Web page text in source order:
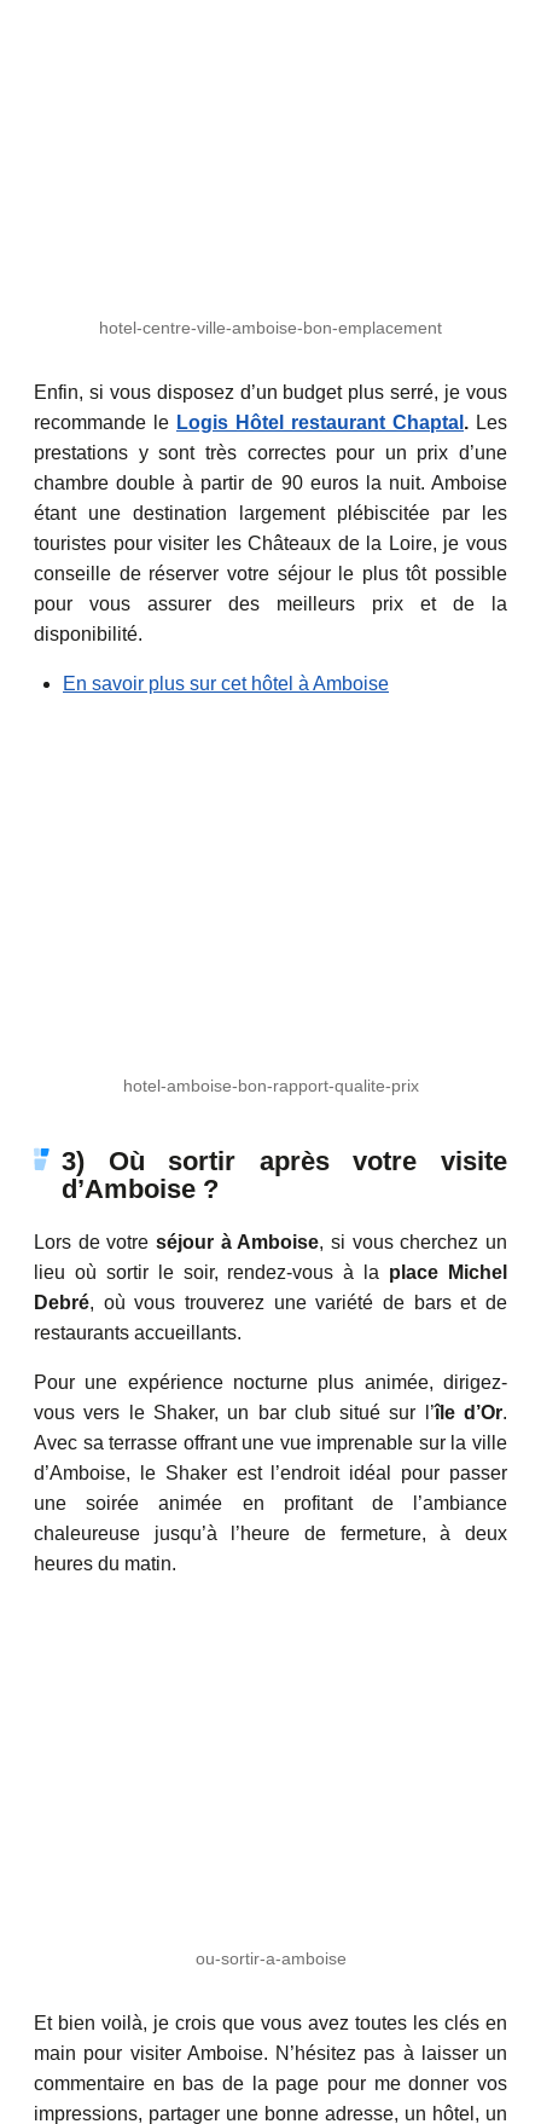
hotel-centre-ville-amboise-bon-emplacement
Enfin, si vous disposez d’un budget plus serré, je vous
recommande le Logis Hôtel restaurant Chaptal . Les
prestations y sont très correctes pour un prix d’une
chambre double à partir de 90 euros la nuit. Amboise
étant une destination largement plébiscitée par les
touristes pour visiter les Châteaux de la Loire, je vous
conseille de réserver votre séjour le plus tôt possible
pour vous assurer des meilleurs prix et de la
disponibilité.
En savoir plus sur cet hôtel à Amboise
hotel-amboise-bon-rapport-qualite-prix
3) Où sortir après votre visite
d’Amboise ?
Lors de votre séjour à Amboise, si vous cherchez un
lieu où sortir le soir, rendez-vous à la place Michel
Debré, où vous trouverez une variété de bars et de
restaurants accueillants.
Pour une expérience nocturne plus animée, dirigez-
vous vers le Shaker, un bar club situé sur l’île d’Or.
Avec sa terrasse offrant une vue imprenable sur la ville
d’Amboise, le Shaker est l’endroit idéal pour passer
une soirée animée en profitant de l’ambiance
chaleureuse jusqu’à l’heure de fermeture, à deux
heures du matin.
ou-sortir-a-amboise
Et bien voilà, je crois que vous avez toutes les clés en
main pour visiter Amboise. N’hésitez pas à laisser un
commentaire en bas de la page pour me donner vos
impressions, partager une bonne adresse, un hôtel, un